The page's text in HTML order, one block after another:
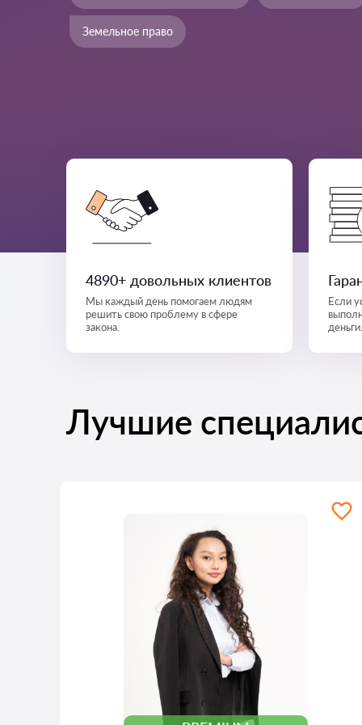
Земельное право
4890+ довольных клиентов
Мы каждый день помогаем людям
решить свою проблему в сфере
закона.
Если
деньги.
Лучшие